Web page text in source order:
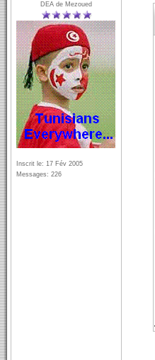
DEA de Mezoued
Inscrit le: 17 Fév 2005
Messages: 226